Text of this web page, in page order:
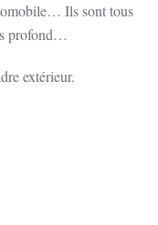
Ils sont tous
profond…
extérieur.